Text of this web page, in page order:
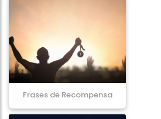
Frases de Recompensa